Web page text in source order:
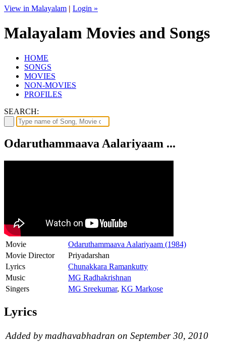
View in Malayalam | Login »
Malayalam Movies and Songs
HOME
SONGS
MOVIES
NON-MOVIES
PROFILES
SEARCH:
Odaruthammaava Aalariyaam ...
Movie
Odaruthammaava Aalariyaam (1984)
Movie Director
Priyadarshan
Lyrics
Chunakkara Ramankutty
Music
MG Radhakrishnan
Singers
MG Sreekumar, KG Markose
Lyrics
Added by madhavabhadran on September 30, 2010